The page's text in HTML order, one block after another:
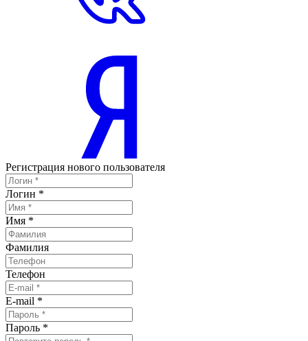
Регистрация нового пользователя
Логин *
Имя *
Фамилия
Телефон
E-mail *
Пароль *